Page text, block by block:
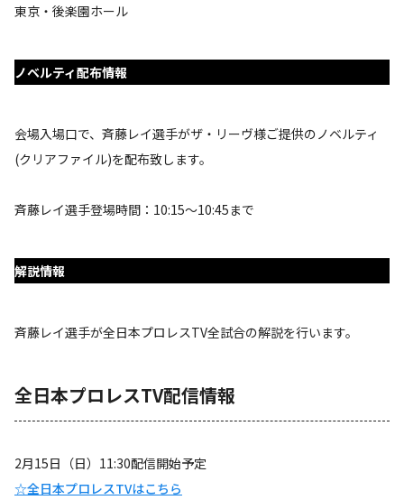
東京・後楽園ホール
ノベルティ配布情報
会場入場口で、斉藤レイ選手がザ・リーヴ様ご提供のノベルティ
(クリアファイル)を配布致します。
斉藤レイ選手登場時間：10:15～10:45まで
解説情報
斉藤レイ選手が全日本プロレスTV全試合の解説を行います。
全日本プロレスTV配信情報
2月15日（日）11:30配信開始予定
☆全日本プロレスTVはこちら